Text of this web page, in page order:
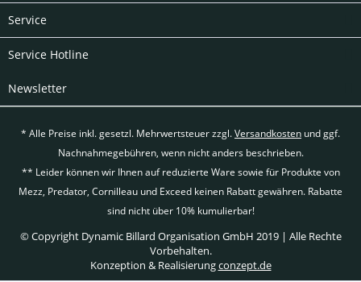
Service
Service Hotline
Newsletter
* Alle Preise inkl. gesetzl. Mehrwertsteuer zzgl.Versandkosten und ggf.
Nachnahmegebühren, wenn nicht anders beschrieben.
** Leider können wir Ihnen auf reduzierte Ware sowie für Produkte von
Mezz, Predator, Cornilleau und Exceed keinen Rabatt gewähren. Rabatte
sind nicht über 10% kumulierbar!
© Copyright Dynamic Billard Organisation GmbH 2019 | Alle Rechte
Vorbehalten.
Konzeption & Realisierungconzept.de